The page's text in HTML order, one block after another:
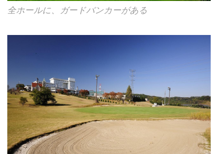
全ホールに、ガードバンカーがある